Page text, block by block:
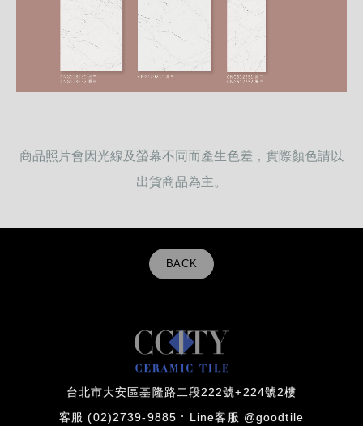
商品照片會因光線及螢幕不同而產生色差，實際顏色請以
出貨商品為主。
BACK
台北市大安區基隆路二段222號+224號2樓
客服 (02)2739-9885 Line客服 @goodtile